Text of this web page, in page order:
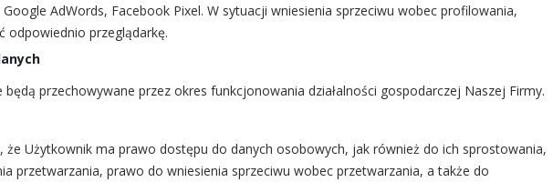
PRODUCTS
AdWords, Facebook Pixel. W sytuacji wniesienia sprzeciwu wobec profilowania,
odpowiednio przeglądarkę.
przechowywane przez okres funkcjonowania działalności gospodarczej Naszej Firmy.
Użytkownik ma prawo dostępu do danych osobowych, jak również do ich sprostowania,
przetwarzania, prawo do wniesienia sprzeciwu wobec przetwarzania, a także do